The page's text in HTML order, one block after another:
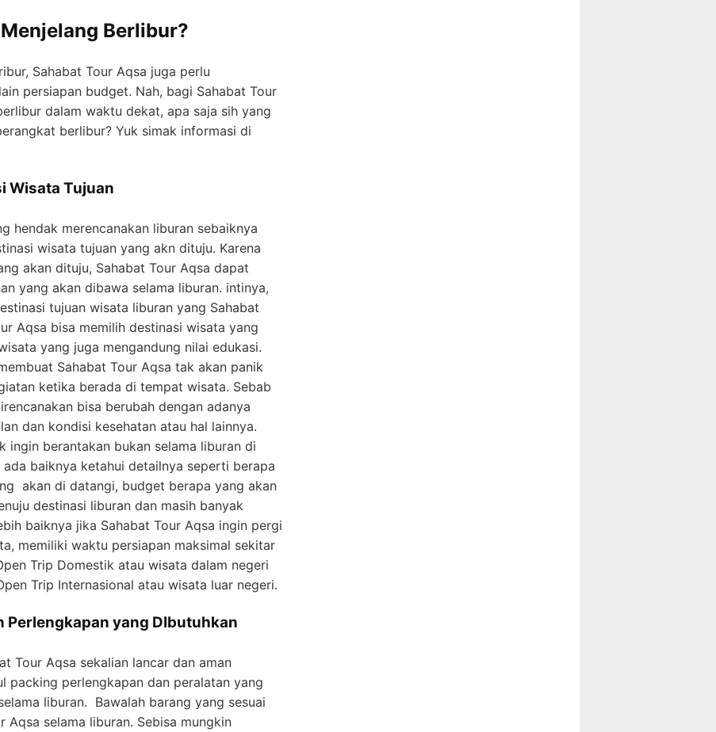
Berlibur?
Sahabat Tour Aqsa juga perlu
persiapan budget. Nah, bagi Sahabat Tour
dalam waktu dekat, apa saja sih yang
berlibur? Yuk simak informasi di
Wisata Tujuan
hendak merencanakan liburan sebaiknya
wisata tujuan yang akn dituju. Karena
akan dituju, Sahabat Tour Aqsa dapat
yang akan dibawa selama liburan. intinya,
tujuan wisata liburan yang Sahabat
Aqsa bisa memilih destinasi wisata yang
yang juga mengandung nilai edukasi.
Sahabat Tour Aqsa tak akan panik
ketika berada di tempat wisata. Sebab
bisa berubah dengan adanya
dan kondisi kesehatan atau hal lainnya.
ingin berantakan bukan selama liburan di
baiknya ketahui detailnya seperti berapa
akan di datangi, budget berapa yang akan
destinasi liburan dan masih banyak
baiknya jika Sahabat Tour Aqsa ingin pergi
memiliki waktu persiapan maksimal sekitar
Trip Domestik atau wisata dalam negeri
Trip Internasional atau wisata luar negeri.
Perlengkapan yang DIbutuhkan
Tour Aqsa sekalian lancar dan aman
packing perlengkapan dan peralatan yang
liburan. Bawalah barang yang sesuai
Aqsa selama liburan. Sebisa mungkin